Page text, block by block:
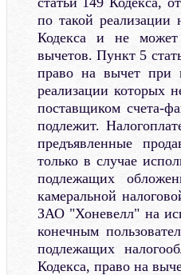
по такой реализации
Кодекса и не может
вычетов. Пункт 5
право на вычет при
реализации которых
поставщиком счета-
подлежит.
предъявленные
только в случае
подлежащих
камеральной
ЗАО "Хоневелл" на
конечным
подлежащих
Кодекса, право на